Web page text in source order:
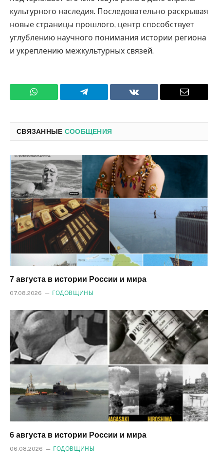
культурного наследия. Последовательно раскрывая
новые страницы прошлого, центр способствует
углублению научного понимания истории региона
и укреплению межкультурных связей.
WhatsApp Телеграмм ВКонтакте
СВЯЗАННЫЕ СООБЩЕНИЯ
7 августа в истории России и мира
07.08.2026 ГОДОВЩИНЫ
6 августа в истории России и мира
06.08.2026 ГОДОВЩИНЫ